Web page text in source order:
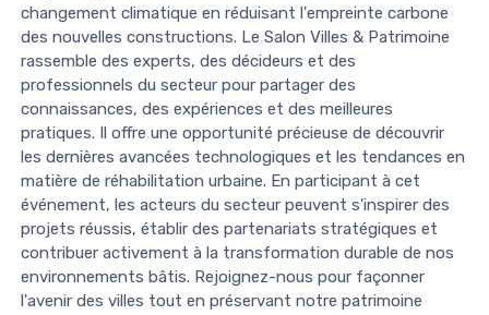
changement climatique en réduisant l'empreinte carbone
des nouvelles constructions. Le Salon Villes & Patrimoine
rassemble des experts, des décideurs et des
professionnels du secteur pour partager des
connaissances, des expériences et des meilleures
pratiques. Il offre une opportunité précieuse de découvrir
les dernières avancées technologiques et les tendances en
matière de réhabilitation urbaine. En participant à cet
événement, les acteurs du secteur peuvent s'inspirer des
projets réussis, établir des partenariats stratégiques et
contribuer activement à la transformation durable de nos
environnements bâtis. Rejoignez-nous pour façonner
l'avenir des villes tout en préservant notre patrimoine